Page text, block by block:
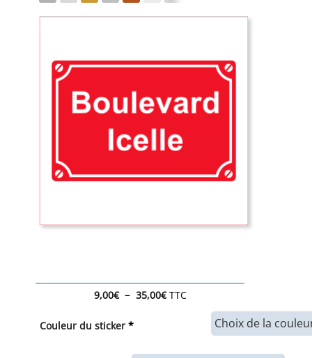
9,00€ – 35,00€Plage
TTC
Couleur du sticker*